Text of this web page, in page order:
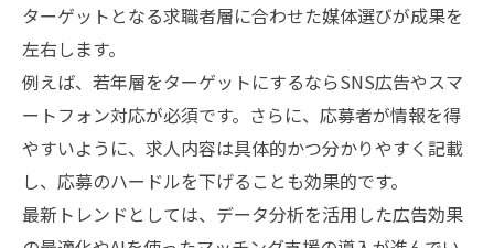
ターゲットとなる求職者層に合わせた媒体選びが成果を
左右します。
例えば、若年層をターゲットにするならSNS広告やスマ
ートフォン対応が必須です。さらに、応募者が情報を得
やすいように、求人内容は具体的かつ分かりやすく記載
し、応募のハードルを下げることも効果的です。
最新トレンドとしては、データ分析を活用した広告効果